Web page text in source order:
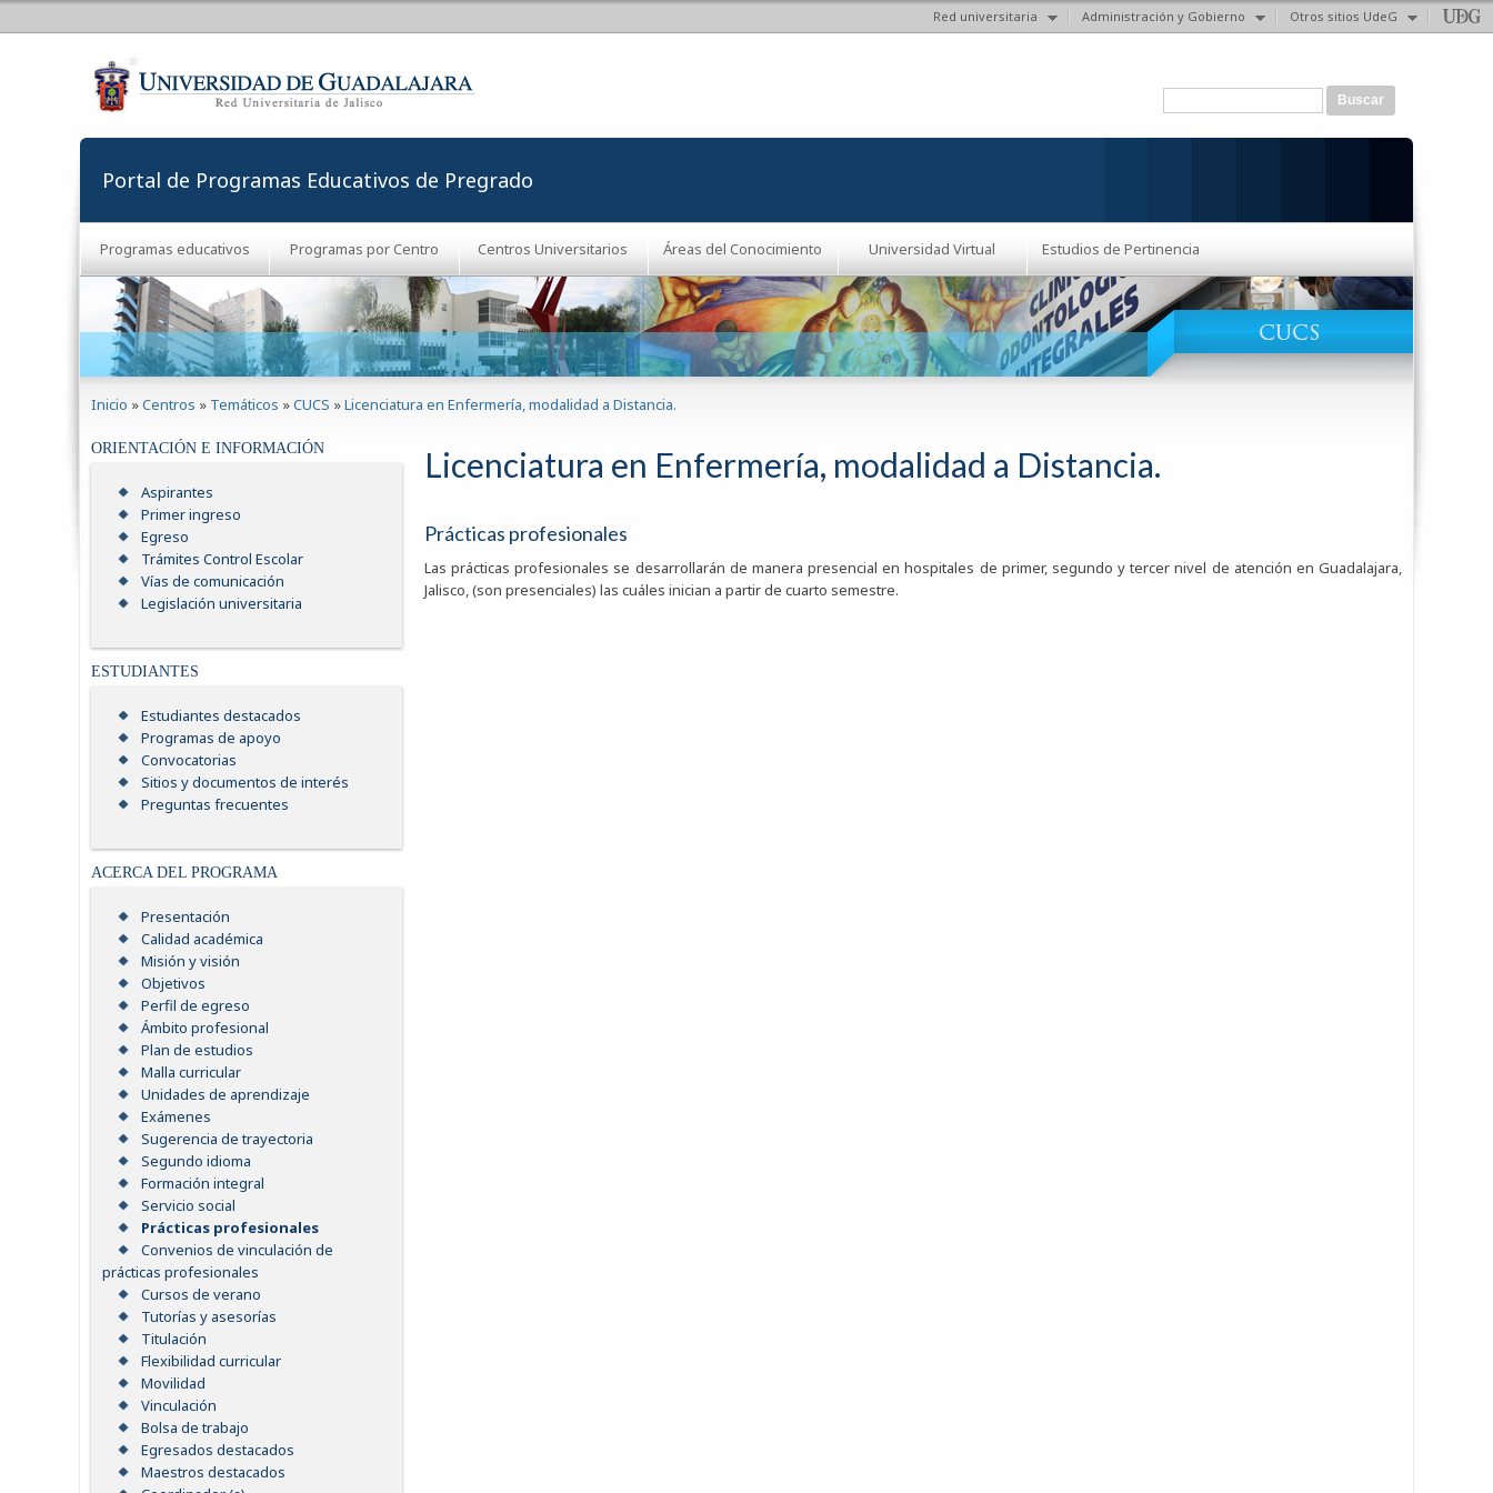
Red universitaria Administración y Gobierno Otros sitios UdeG
Formulario de búsqueda
Portal de Programas Educativos de Pregrado
Programas educativos Programas por Centro Centros Universitarios Áreas del Conocimiento Universidad Virtual Estudios de Pertinencia
Inicio »Centros » Temáticos »CUCS »Licenciatura en Enfermería, modalidad a Distancia.
ORIENTACIÓN E INFORMACIÓN
Aspirantes
Primer ingreso
Egreso
Trámites Control Escolar
Vías de comunicación
Legislación universitaria
ESTUDIANTES
Estudiantes destacados
Programas de apoyo
Convocatorias
Sitios y documentos de interés
Preguntas frecuentes
ACERCA DEL PROGRAMA
Presentación
Calidad académica
Misión y visión
Objetivos
Perfil de egreso
Ámbito profesional
Plan de estudios
Malla curricular
Unidades de aprendizaje
Exámenes
Sugerencia de trayectoria
Segundo idioma
Formación integral
Servicio social
Prácticas profesionales
Convenios de vinculación de
prácticas profesionales
Cursos de verano
Tutorías y asesorías
Titulación
Flexibilidad curricular
Movilidad
Vinculación
Bolsa de trabajo
Egresados destacados
Maestros destacados
Licenciatura en Enfermería, modalidad a Distancia.
Prácticas profesionales
Las prácticas profesionales se desarrollarán de manera presencial en hospitales de primer, segundo y tercer nivel de atención en Guadalajara,
Jalisco, (son presenciales) las cuáles inician a partir de cuarto semestre.